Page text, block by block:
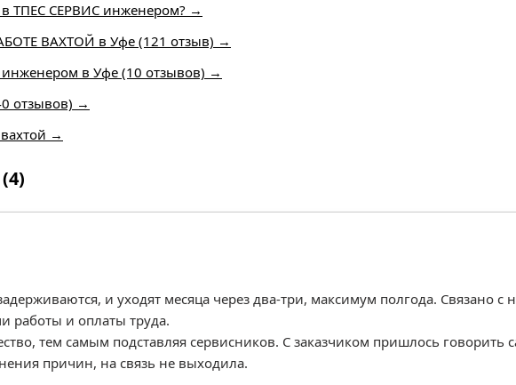
в ТПЕС СЕРВИС инженером? →
ВАХТОЙ в Уфе (121 отзыв) →
инженером в Уфе (10 отзывов) →
отзывов) →
→
и уходят месяца через два-три, максимум полгода. Связано
работы и оплаты труда.
тем самым подставляя сервисников. С заказчиком пришлось говорить
причин, на связь не выходила.